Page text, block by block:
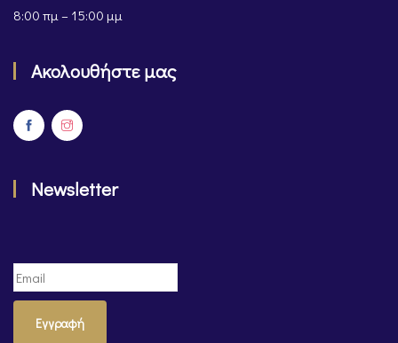
8:00 πμ – 15:00 μμ
Ακολουθήστε μας
Newsletter
Εγγραφή